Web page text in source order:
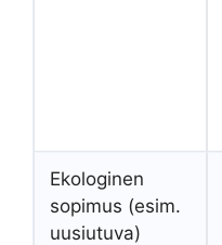
Ekologinen
sopimus (esim.
uusiutuva)